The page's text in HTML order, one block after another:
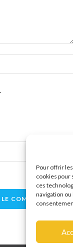
Pour offrir
cookies pour
ces
navigation ou